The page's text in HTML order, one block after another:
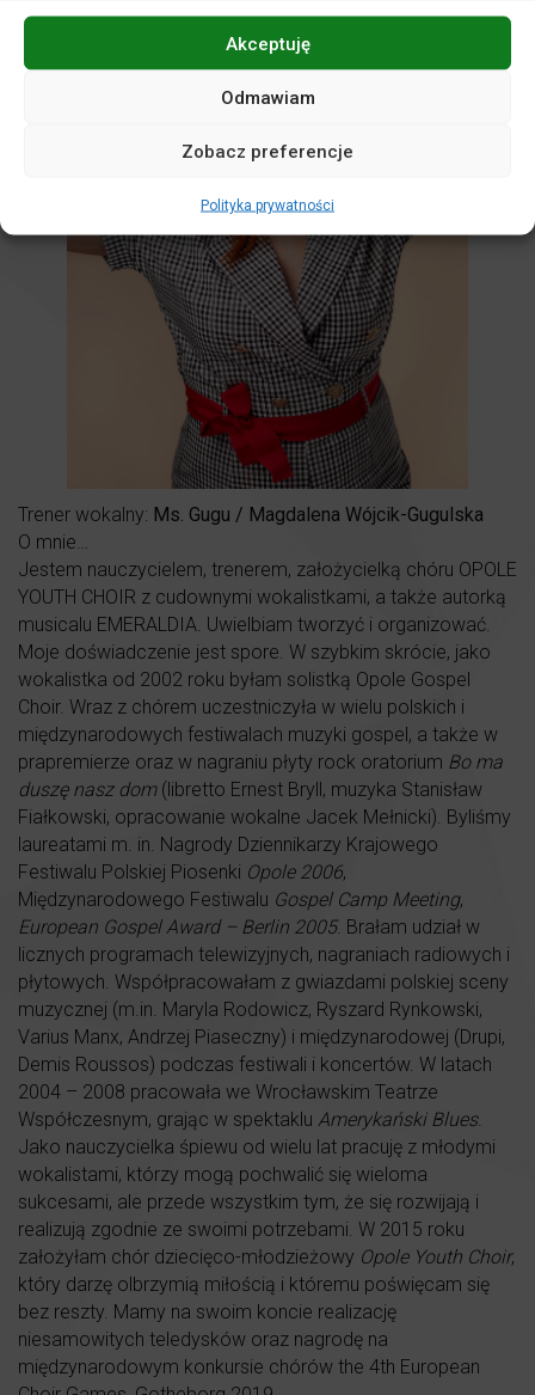
Akceptuję
Odmawiam
Zobacz preferencje
Polityka prywatności
Trener wokalny: Ms. Gugu / Magdalena Wójcik-Gugulska
O mnie…
Jestem nauczycielem, trenerem, założycielką chóru OPOLE
YOUTH CHOIR z cudownymi wokalistkami, a także autorką
musicalu EMERALDIA. Uwielbiam tworzyć i organizować.
Moje doświadczenie jest spore. W szybkim skrócie, jako
wokalistka od 2002 roku byłam solistką Opole Gospel
Choir. Wraz z chórem uczestniczyła w wielu polskich i
międzynarodowych festiwalach muzyki gospel, a także w
prapremierze oraz w nagraniu płyty rock oratorium Bo ma
duszę nasz dom(libretto Ernest Bryll, muzyka Stanisław
Fiałkowski, opracowanie wokalne Jacek Mełnicki). Byliśmy
laureatami m. in. Nagrody Dziennikarzy Krajowego
Festiwalu Polskiej Piosenki Opole 2006,
Międzynarodowego Festiwalu Gospel Camp Meeting,
European Gospel Award – Berlin 2005. Brałam udział w
licznych programach telewizyjnych, nagraniach radiowych i
płytowych. Współpracowałam z gwiazdami polskiej sceny
muzycznej (m.in. Maryla Rodowicz, Ryszard Rynkowski,
Varius Manx, Andrzej Piaseczny) i międzynarodowej (Drupi,
Demis Roussos) podczas festiwali i koncertów. W latach
2004 – 2008 pracowała we Wrocławskim Teatrze
Współczesnym, grając w spektaklu Amerykański Blues.
Jako nauczycielka śpiewu od wielu lat pracuję z młodymi
wokalistami, którzy mogą pochwalić się wieloma
sukcesami, ale przede wszystkim tym, że się rozwijają i
realizują zgodnie ze swoimi potrzebami. W 2015 roku
założyłam chór dziecięco-młodzieżowy Opole Youth Choir,
który darzę olbrzymią miłością i któremu poświęcam się
bez reszty. Mamy na swoim koncie realizację
niesamowitych teledysków oraz nagrodę na
międzynarodowym konkursie chórów the 4th European